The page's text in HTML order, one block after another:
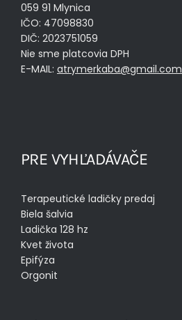
059 91 Mlynica
IČO: 47098830
DIČ: 2023751059
Nie sme platcovia DPH
E-MAIL: atrymerkaba@gmail.com
PRE VYHĽADÁVAČE
Terapeutické ladičky predaj
Biela šalvia
Ladička 128 hz
Kvet života
Epifýza
Orgonit